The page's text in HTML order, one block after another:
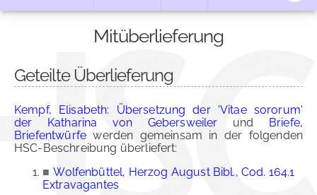
Mitüberlieferung
Geteilte Überlieferung
Kempf, Elisabeth: Übersetzung der 'Vitae sororum'
der Katharina von Gebersweiler und Briefe,
Briefentwürfe werden gemeinsam in der folgenden
HSC-Beschreibung überliefert:
■ Wolfenbüttel, Herzog August Bibl., Cod. 164.1
Extravagantes